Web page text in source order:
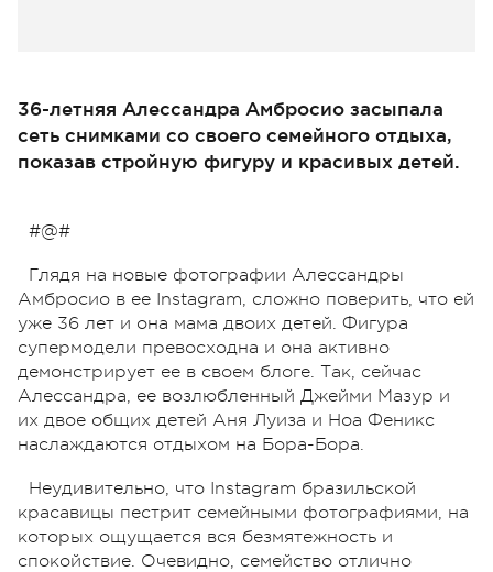
36-летняя Алессандра Амбросио засыпала
сеть снимками со своего семейного отдыха,
показав стройную фигуру и красивых детей.
#@#
Глядя на новые фотографии Алессандры
Амбросио в ее Instagram, сложно поверить, что ей
уже 36 лет и она мама двоих детей. Фигура
супермодели превосходна и она активно
демонстрирует ее в своем блоге. Так, сейчас
Алессандра, ее возлюбленный Джейми Мазур и
их двое общих детей Аня Луиза и Ноа Феникс
наслаждаются отдыхом на Бора-Бора.
Неудивительно, что Instagram бразильской
красавицы пестрит семейными фотографиями, на
которых ощущается вся безмятежность и
спокойствие. Очевидно, семейство отлично